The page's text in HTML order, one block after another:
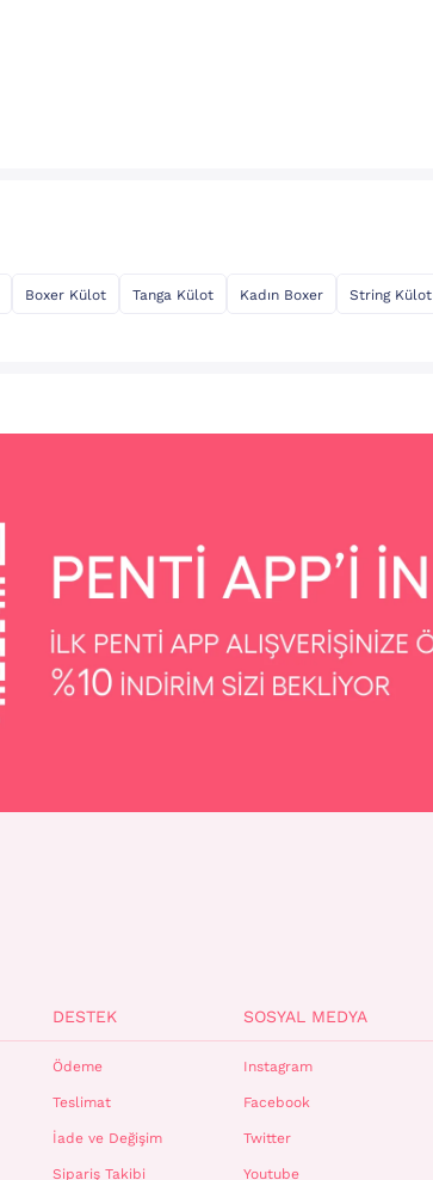
Boxer Külot Tanga Külot Kadın Boxer String Külot
DESTEK
Ödeme
Teslimat
İade ve Değişim
Sipariş Takibi
SOSYAL MEDYA
Instagram
Facebook
Twitter
Youtube